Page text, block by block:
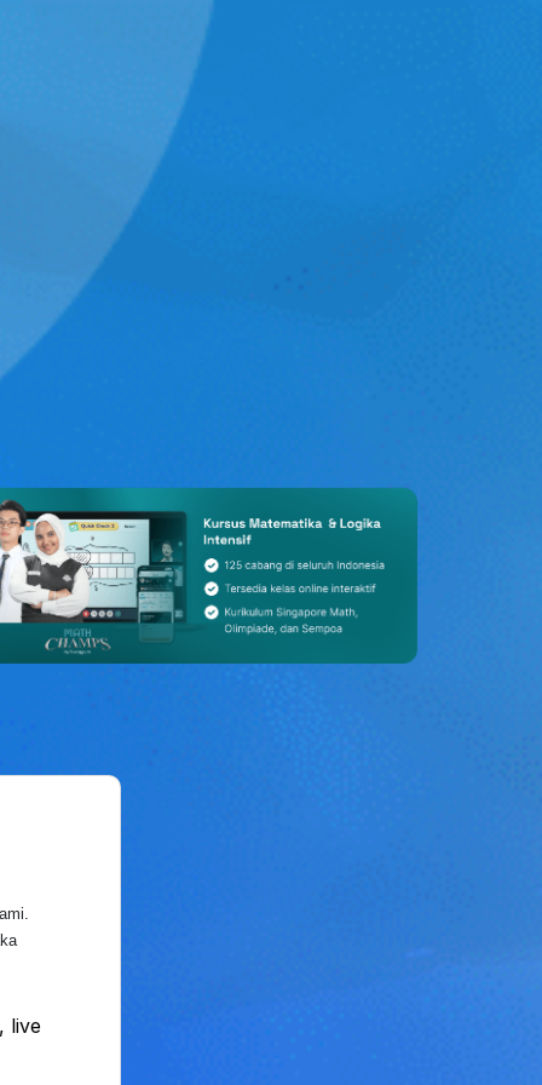
live